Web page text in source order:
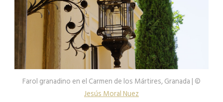
Farol granadino en el Carmen de los Mártires, Granada | ©
Jesús Moral Nuez